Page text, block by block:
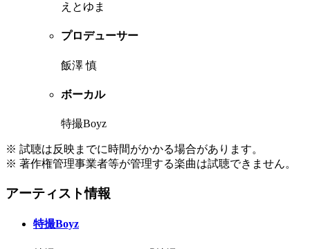
えとゆま
プロデューサー
飯澤 慎
ボーカル
特撮Boyz
※ 試聴は反映までに時間がかかる場合があります。
※ 著作権管理事業者等が管理する楽曲は試聴できません。
アーティスト情報
特撮Boyz